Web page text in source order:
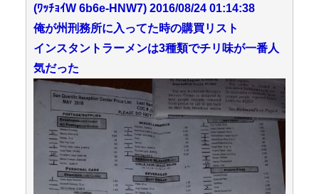
(ﾜｯﾁｮｲW 6b6e-HNW7) 2016/08/24 01:14:38
俺が州刑務所に入ってた時の購買リスト
インスタントラーメンは3種類でチリ味が一番人
気だった